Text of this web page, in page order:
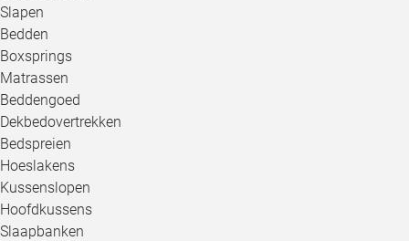
Slapen
Bedden
Boxsprings
Matrassen
Beddengoed
Dekbedovertrekken
Bedspreien
Hoeslakens
Kussenslopen
Hoofdkussens
Slaapbanken